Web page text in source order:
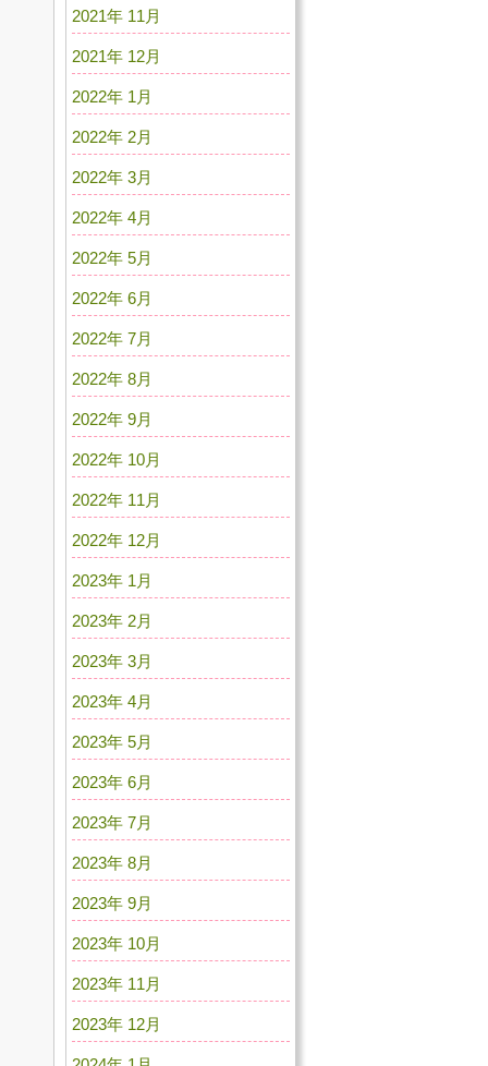
2021年 11月
2021年 12月
2022年 1月
2022年 2月
2022年 3月
2022年 4月
2022年 5月
2022年 6月
2022年 7月
2022年 8月
2022年 9月
2022年 10月
2022年 11月
2022年 12月
2023年 1月
2023年 2月
2023年 3月
2023年 4月
2023年 5月
2023年 6月
2023年 7月
2023年 8月
2023年 9月
2023年 10月
2023年 11月
2023年 12月